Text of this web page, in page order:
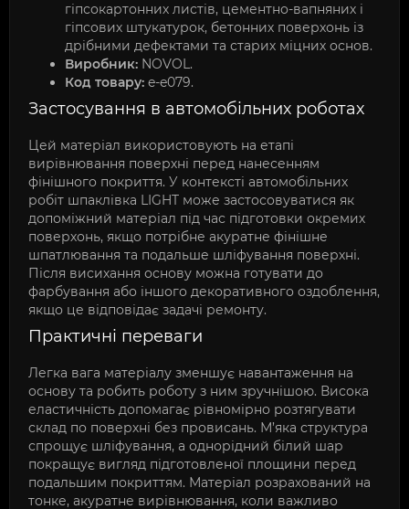
гіпсокартонних листів, цементно-вапняних і
гіпсових штукатурок, бетонних поверхонь із
дрібними дефектами та старих міцних основ.
Виробник: NOVOL.
Код товару: e-e079.
Застосування в автомобільних роботах
Цей матеріал використовують на етапі
вирівнювання поверхні перед нанесенням
фінішного покриття. У контексті автомобільних
робіт шпаклівка LIGHT може застосовуватися як
допоміжний матеріал під час підготовки окремих
поверхонь, якщо потрібне акуратне фінішне
шпатлювання та подальше шліфування поверхні.
Після висихання основу можна готувати до
фарбування або іншого декоративного оздоблення,
якщо це відповідає задачі ремонту.
Практичні переваги
Легка вага матеріалу зменшує навантаження на
основу та робить роботу з ним зручнішою. Висока
еластичність допомагає рівномірно розтягувати
склад по поверхні без провисань. М’яка структура
спрощує шліфування, а однорідний білий шар
покращує вигляд підготовленої площини перед
подальшим покриттям. Матеріал розрахований на
тонке, акуратне вирівнювання, коли важливо